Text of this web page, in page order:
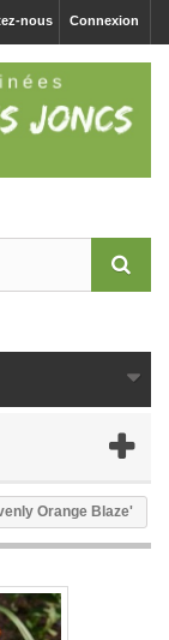
Connexion
nous
Orange Blaze'